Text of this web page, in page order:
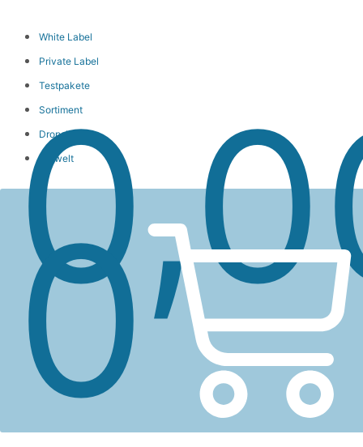
White Label
Private Label
Testpakete
Sortiment
Dropshipping
Umwelt
0